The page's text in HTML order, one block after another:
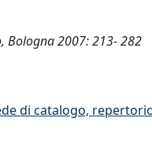
Bologna 2007: 213- 282
di catalogo,